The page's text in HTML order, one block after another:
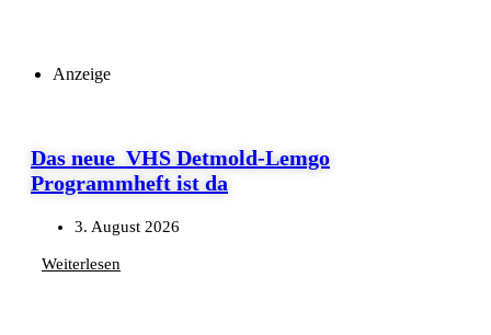
Anzeige
Das neue VHS Detmold-Lemgo
Programmheft ist da
3. August 2026
Weiterlesen